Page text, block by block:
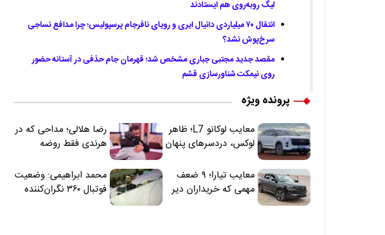
لیگ روبه‌روی هم ایستادند
انتقال ۷۰ میلیاردی دانیال ایری و رویای نافرجام پرسپولیس؛ چرا مدافع نساجی
سرخ‌پوش نشد؟
مقصد جدید مجتبی جباری مشخص شد؛ قهرمان جام حذفی در آستانه حضور
روی نیمکت شناورسازی قشم
پرونده ویژه
معایب لوکانو L7؛ ظاهر
لوکس، دردسرهای پنهان
رضا هلالی؛ مداحی که در
هرندی فقط روضه
«تکیه‌گاه آقا مرتضی
علی(ع)» را جدی‌تر
معایب تیارا؛ ۹ ضعف
مهمی که خریداران دیر
محمد ابراهیمی: وضعیت
فوتبال ۳۶۰ نگران‌کننده